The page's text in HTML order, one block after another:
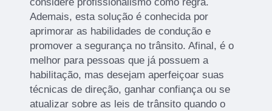
Ademais, esta solução é conhecida por
aprimorar as habilidades de condução e
promover a segurança no trânsito. Afinal, é o
melhor para pessoas que já possuem a
habilitação, mas desejam aperfeiçoar suas
técnicas de direção, ganhar confiança ou se
atualizar sobre as leis de trânsito quando o